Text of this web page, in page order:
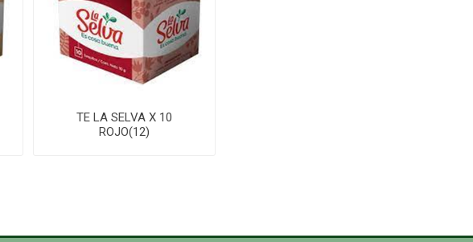
TE LA SELVA X 10
ROJO(12)